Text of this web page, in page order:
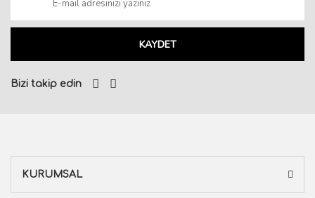
KAYDET
Bizi takip edin
KURUMSAL